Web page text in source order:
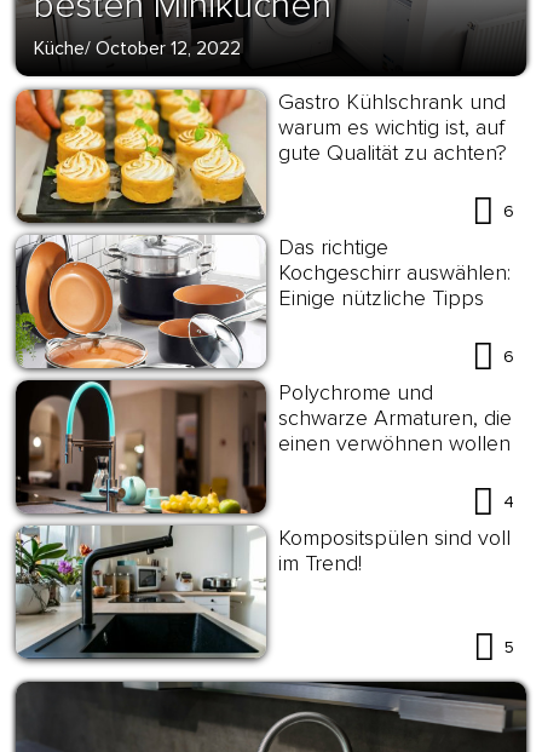
Küche/ October 12, 2022
Gastro Kühlschrank und
warum es wichtig ist, auf
gute Qualität zu achten?
6
Das richtige
Kochgeschirr auswählen:
Einige nützliche Tipps
6
Polychrome und
schwarze Armaturen, die
einen verwöhnen wollen
4
Kompositspülen sind voll
im Trend!
5